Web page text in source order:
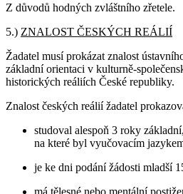
Z důvodů hodných zvláštního zřetele.
5.) ZNALOST ČESKÝCH REÁLIÍ
Žadatel musí prokázat znalost
základní orientaci v kulturně-
historických reáliích České republiky.
Znalost českých reálií žadatel
studoval alespoň 3 roky
na které byl vyučovacím
je ke dni podání žádosti mladší
má tělesné nebo mentální